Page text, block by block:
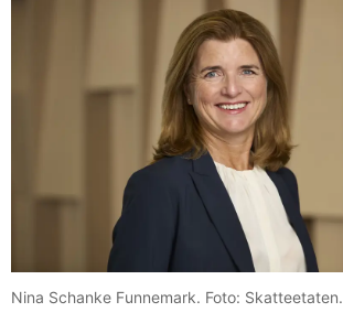
Nina Schanke Funnemark. Foto: Skatteetaten.